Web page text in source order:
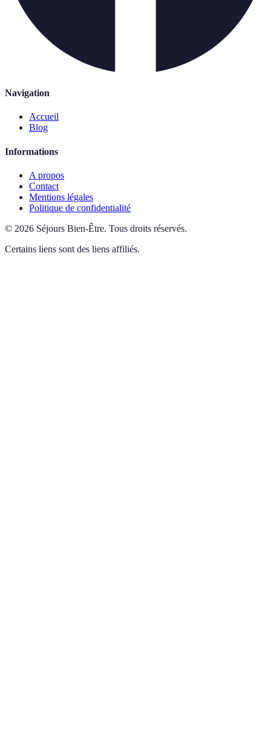
Navigation
Accueil
Blog
Informations
A propos
Contact
Mentions légales
Politique de confidentialité
© 2026 Séjours Bien-Être. Tous droits réservés.
Certains liens sont des liens affiliés.